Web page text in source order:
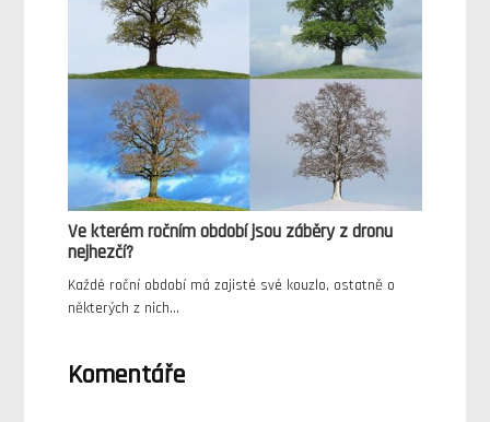
Ve kterém ročním období jsou záběry z dronu
nejhezčí?
Každé roční období má zajisté své kouzlo, ostatně o
některých z nich…
Komentáře